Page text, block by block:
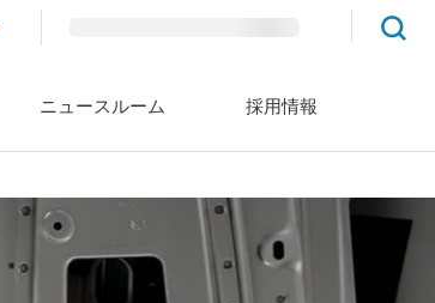
ニュースルーム 採用情報